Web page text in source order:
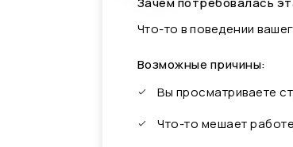
Что-то в поведении
Возможные причины:
Вы просматриваете
Что-то мешает